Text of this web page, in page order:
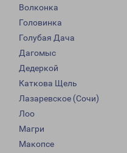
Волконка
Головинка
Голубая Дача
Дагомыс
Дедеркой
Каткова Щель
Лазаревское (Сочи)
Лоо
Магри
Макопсе